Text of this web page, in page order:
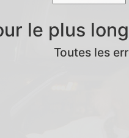
le plus
Toutes les